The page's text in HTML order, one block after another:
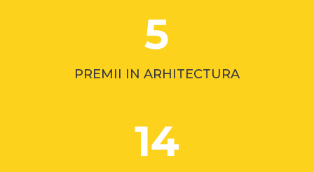
5
PREMII IN ARHITECTURA
14